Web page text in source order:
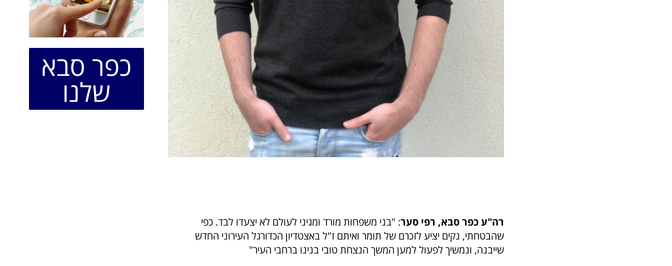
רה"ע כפר סבא, רפי סער: "בני משפחות מורד ומגיני לעולם לא יצעדו לבד. כפי
שהבטחתי, נקים יציע לזכרם של תומר ואיתם ז"ל באצטדיון הכדורגל העירוני החדש
שייבנה, ונמשיך לפעול למען המשך הנצחת טובי בנינו ברחבי העיר"
כפר סבא
שלנו